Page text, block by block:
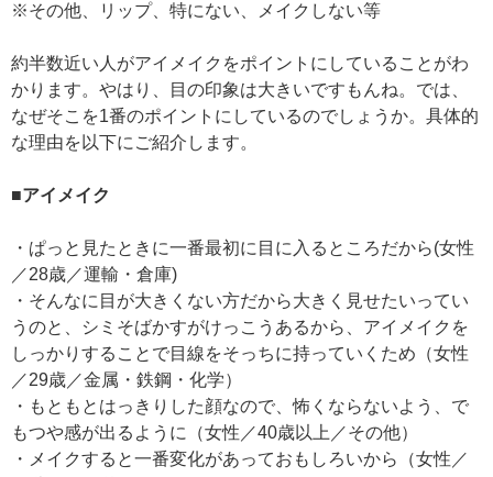
※その他、リップ、特にない、メイクしない等
約半数近い人がアイメイクをポイントにしていることがわ
かります。やはり、目の印象は大きいですもんね。では、
なぜそこを1番のポイントにしているのでしょうか。具体的
な理由を以下にご紹介します。
■アイメイク
・ぱっと見たときに一番最初に目に入るところだから(女性
／28歳／運輸・倉庫)
・そんなに目が大きくない方だから大きく見せたいってい
うのと、シミそばかすがけっこうあるから、アイメイクを
しっかりすることで目線をそっちに持っていくため（女性
／29歳／金属・鉄鋼・化学）
・もともとはっきりした顔なので、怖くならないよう、で
もつや感が出るように（女性／40歳以上／その他）
・メイクすると一番変化があっておもしろいから（女性／